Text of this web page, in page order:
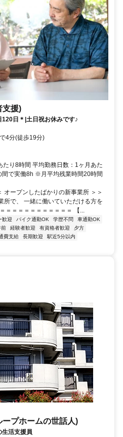
支援)
120日＊|土日祝お休みです♪
4分(徒歩19分)
り8時間 平均勤務日数：1ヶ月あた
間で実働8h ※月平均残業時間20時間
オープンしたばかりの新事業所 ＞＞
所で、 一緒に働いていただける方を
＝＝＝＝＝＝＝＝＝＝＝ 【...
歓迎 バイク通勤OK 学歴不問
車通勤OK
前 経験者歓迎 有資格者歓迎
夕方
費支給 長期歓迎
駅近5分以内
プホームの世話人)
活支援員